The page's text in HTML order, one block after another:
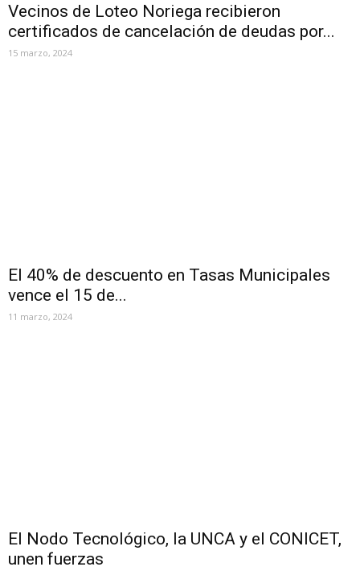
Vecinos de Loteo Noriega recibieron
certificados de cancelación de deudas por...
15 marzo, 2024
El 40% de descuento en Tasas Municipales
vence el 15 de...
11 marzo, 2024
El Nodo Tecnológico, la UNCA y el CONICET,
unen fuerzas